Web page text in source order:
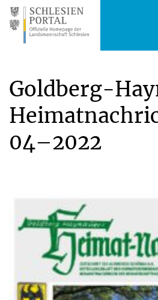
Goldberg-
04–2022